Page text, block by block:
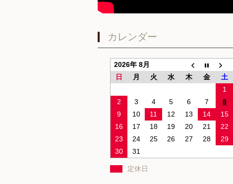
カレンダー
2026年 8月
日
月 火 水 木 金
土
1
2
3 4 5 6 7
8
9
10 11 12 13 14
15
16
17 18 19 20 21
22
23
24 25 26 27 28
29
30
31
定休日